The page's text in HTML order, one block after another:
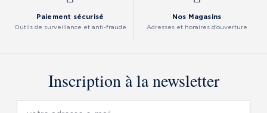
Paiement sécurisé
Outils de surveillance et anti-fraude
Nos Magasins
Adresses et horaires d'ouverture
Inscription à la newsletter